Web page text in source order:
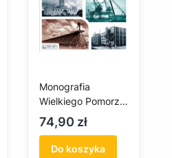
Monografia
Wielkiego Pomorza
i Gdyni - reprint z
1939 r.
Cena
74,90 zł
Do koszyka